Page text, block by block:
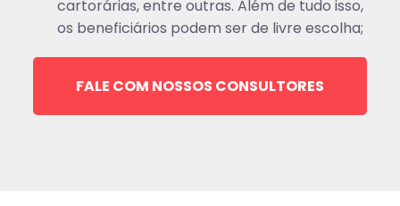
cartorárias, entre outras. Além de tudo isso,
os beneficiários podem ser de livre escolha;
FALE COM NOSSOS CONSULTORES